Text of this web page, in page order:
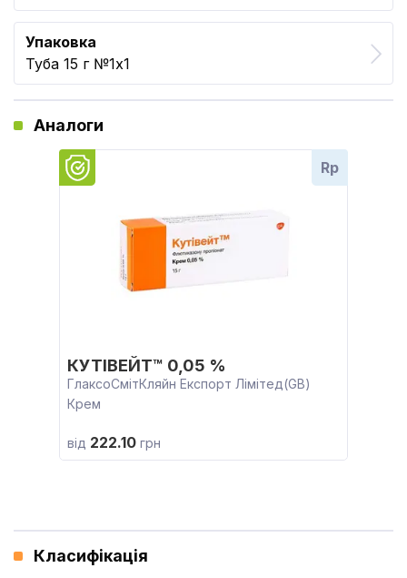
Упаковка
Туба 15 г №1x1
Аналоги
Rp
КУТІВЕЙТ™ 0,05 %
ГлаксоСмітКляйн Експорт Лімітед(GB)
Крем
від 222.10 грн
Класифікація